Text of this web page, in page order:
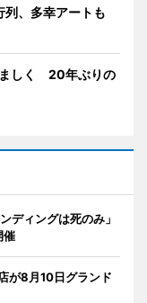
、多幸アートも
ましく 20年ぶりの
ディングは死のみ」
催
が8月10日グランド